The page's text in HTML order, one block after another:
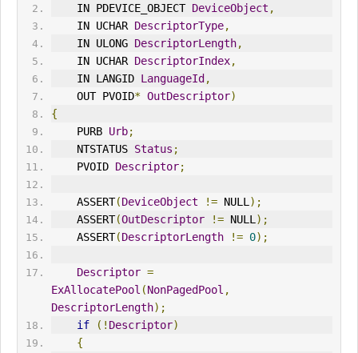
IN PDEVICE_OBJECT DeviceObject ,
IN UCHAR DescriptorType,
IN ULONG DescriptorLength,
    IN UCHAR
DescriptorIndex,
    IN LANGID
LanguageId ,
OUT PVOID* OutDescriptor)
{
    PURB
Urb;
    NTSTATUS
Status ;
    PVOID
Descriptor;
    ASSERT
(DeviceObject != NULL );
    ASSERT
(OutDescriptor != NULL );
    ASSERT
(DescriptorLength != 0);
Descriptor =
ExAllocatePool (NonPagedPool ,
DescriptorLength);
if
(! Descriptor)
{